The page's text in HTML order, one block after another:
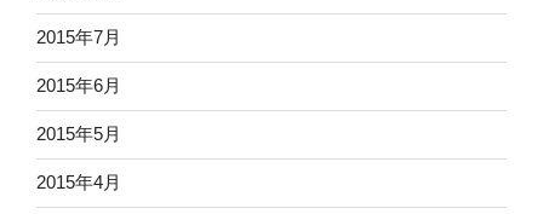
2015年7月
2015年6月
2015年5月
2015年4月